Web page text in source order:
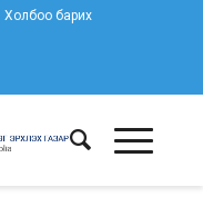
Холбоо барих